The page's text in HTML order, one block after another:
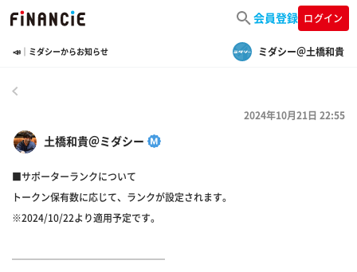
会員登録 ログイン
📣｜ミダシーからお知らせ ミダシー＠土橋和貴
土橋和貴＠ミダシー
2024年10月21日 22:55
■サポーターランクについて
トークン保有数に応じて、ランクが設定されます。
※2024/10/22より適用予定です。
────────────────